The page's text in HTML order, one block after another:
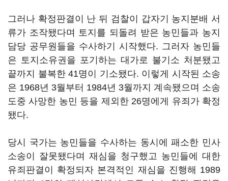
그러나 확정판결이 난 뒤 검찰이 갑자기 농지분배 서
류가 조작됐다며 토지를 되돌려 받은 농민들과 농지
담당 공무원들을 수사하기 시작했다. 그러자 농민들
은 토지소유권을 포기하는 대가로 불기소 처분됐고
끝까지 불복한 41명이 기소됐다. 이렇게 시작된 소송
은 1968년 3월부터 1984년 3월까지 계속됐으며 소송
도중 사망한 농민 등을 제외한 26명에게 유죄가 확정
됐다.
당시 국가는 농민들을 수사하는 동시에 패소한 민사
소송이 잘못됐다며 재심을 청구했고 농민들에 대한
유죄판결이 확정되자 본격적인 재심을 진행해 1989